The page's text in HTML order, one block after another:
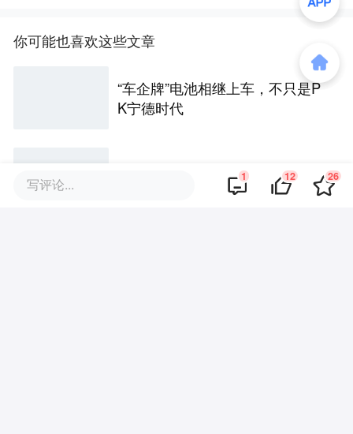
你可能也喜欢这些文章
“车企牌”电池相继上车，不只是P
K宁德时代
大厂医疗AI战，开始“卷”减重
写评论... 1 12 26